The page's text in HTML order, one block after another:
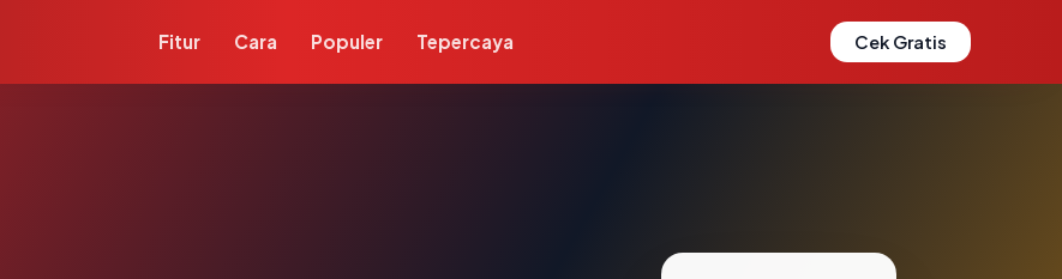
Fitur Cara Populer Tepercaya Cek Gratis